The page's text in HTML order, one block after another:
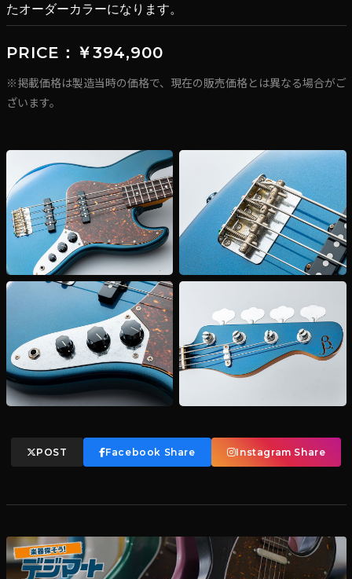
たオーダーカラーになります。
PRICE：￥394,900
※掲載価格は製造当時の価格で、現在の販売価格とは異なる場合がご
ざいます。
POST Facebook Share Instagram Share